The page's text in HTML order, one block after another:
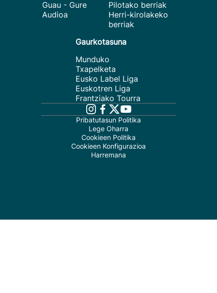
Guau - Gure
Audioa
Pilotako berriak
Herri-kirolakeko
berriak
Gaurkotasuna
Munduko
Txapelketa
Eusko Label Liga
Euskotren Liga
Frantziako Tourra
Pribatutasun Politika
Lege Oharra
Cookieen Politika
Cookieen Konfigurazioa
Harremana